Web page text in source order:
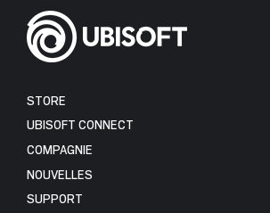
STORE
UBISOFT CONNECT
COMPAGNIE
NOUVELLES
SUPPORT